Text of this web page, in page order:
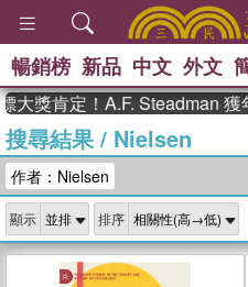
、
李
、
群喵
暢銷榜 新品 中文 外文
定！A.F. Steadman 獲年度
搜尋結果/ Nielsen
作者：Nielsen
顯示 排序